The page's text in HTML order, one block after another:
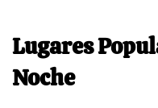
Lugares
Noche